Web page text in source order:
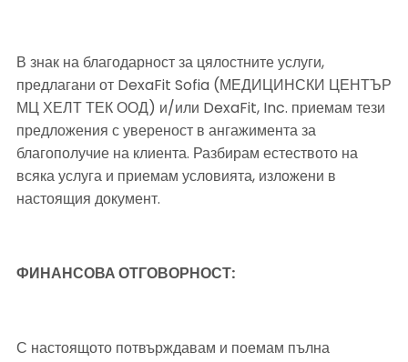
В знак на благодарност за цялостните услуги,
предлагани от DexaFit Sofia (МЕДИЦИНСКИ ЦЕНТЪР
МЦ ХЕЛТ ТЕК ООД) и/или DexaFit, Inc. приемам тези
предложения с увереност в ангажимента за
благополучие на клиента. Разбирам естеството на
всяка услуга и приемам условията, изложени в
настоящия документ.
ФИНАНСОВА ОТГОВОРНОСТ:
С настоящото потвърждавам и поемам пълна